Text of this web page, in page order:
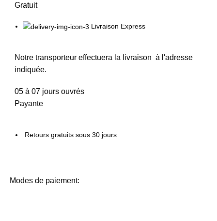
Gratuit
Livraison Express
Notre transporteur effectuera la livraison à l'adresse
indiquée.
05 à 07 jours ouvrés
Payante
Retours gratuits sous 30 jours
Modes de paiement: